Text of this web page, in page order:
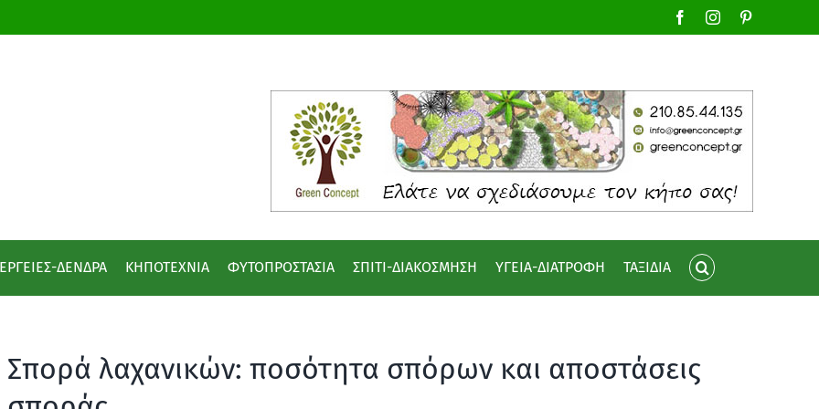
FacebookInstagram
ΔΕΝΔΡΑ ΚΗΠΟΤΕΧΝΙΑ ΦΥΤΟΠΡΟΣΤΑΣΙΑ ΣΠΙΤΙ-ΔΙΑΚΟΣΜΗΣΗ ΥΓΕΙΑ-ΔΙΑΤΡΟΦΗ ΤΑΞΙΔΙΑ
Σπορά λαχανικών: ποσότητα σπόρων και αποστάσεις